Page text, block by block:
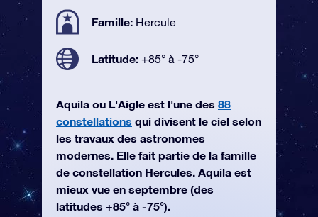
Famille: Hercule
Latitude: +85° à -75°
Aquila ou L'Aigle est l'une des 88
constellations qui divisent le ciel selon
les travaux des astronomes
modernes. Elle fait partie de la famille
de constellation Hercules. Aquila est
mieux vue en septembre (des
latitudes +85° à -75°).